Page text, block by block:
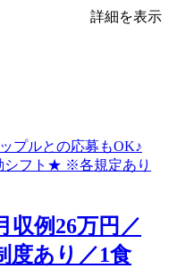
詳細を表示
収例26万円／
度あり／1食